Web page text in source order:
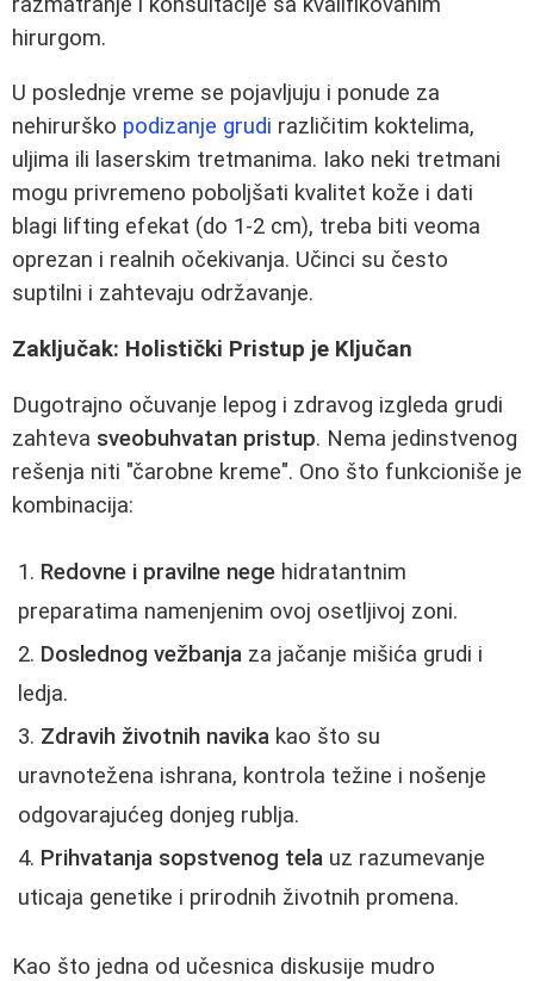
hirurgom.
U poslednje vreme se pojavljuju i ponude za
nehirurško podizanje grudi različitim koktelima,
uljima ili laserskim tretmanima. Iako neki tretmani
mogu privremeno poboljšati kvalitet kože i dati
blagi lifting efekat (do 1-2 cm), treba biti veoma
oprezan i realnih očekivanja. Učinci su često
suptilni i zahtevaju održavanje.
Zaključak: Holistički Pristup je Ključan
Dugotrajno očuvanje lepog i zdravog izgleda grudi
zahteva sveobuhvatan pristup. Nema jedinstvenog
rešenja niti "čarobne kreme". Ono što funkcioniše je
kombinacija:
Redovne i pravilne nege hidratantnim
preparatima namenjenim ovoj osetljivoj zoni.
Doslednog vežbanja za jačanje mišića grudi i
ledja.
Zdravih životnih navika kao što su
uravnotežena ishrana, kontrola težine i nošenje
odgovarajućeg donjeg rublja.
Prihvatanja sopstvenog tela uz razumevanje
uticaja genetike i prirodnih životnih promena.
Kao što jedna od učesnica diskusije mudro